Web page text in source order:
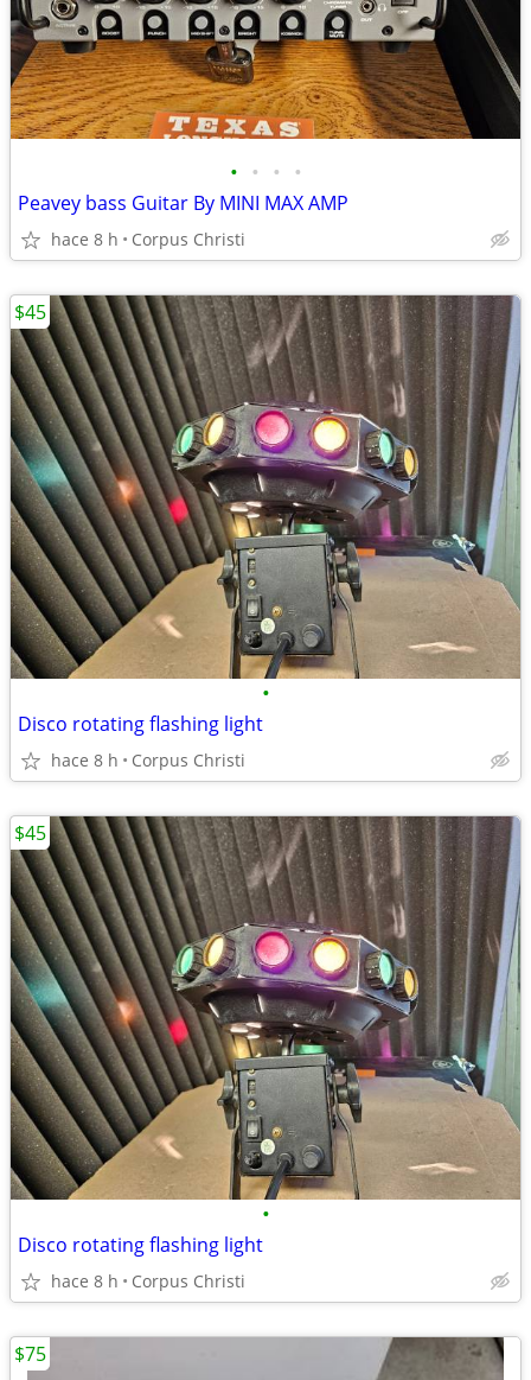
• • • •
Peavey bass Guitar By MINI MAX AMP
hace 8 h Corpus Christi
•
Disco rotating flashing light
hace 8 h Corpus Christi
$45
•
Disco rotating flashing light
hace 8 h Corpus Christi
$45
$75